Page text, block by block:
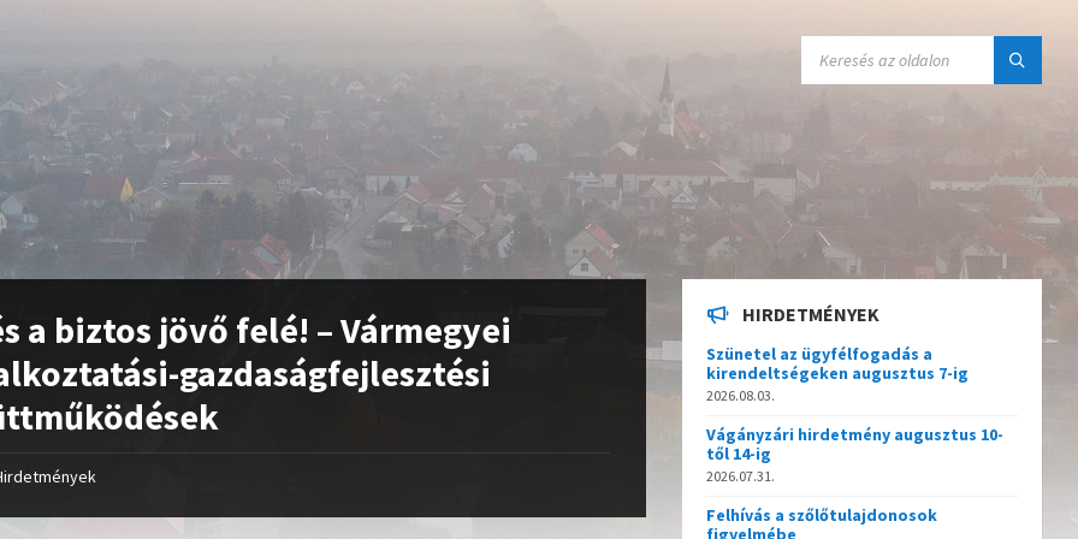
a biztos jövő felé! – Vármegyei
gazdaságfejlesztési
HIRDETMÉNYEK
Szünetel az ügyfélfogadás a
kirendeltségeken augusztus 7-ig
2026.08.03.
Vágányzári hirdetmény augusztus 10-
től 14-ig
2026.07.31.
Felhívás a szőlőtulajdonosok
figyelmébe